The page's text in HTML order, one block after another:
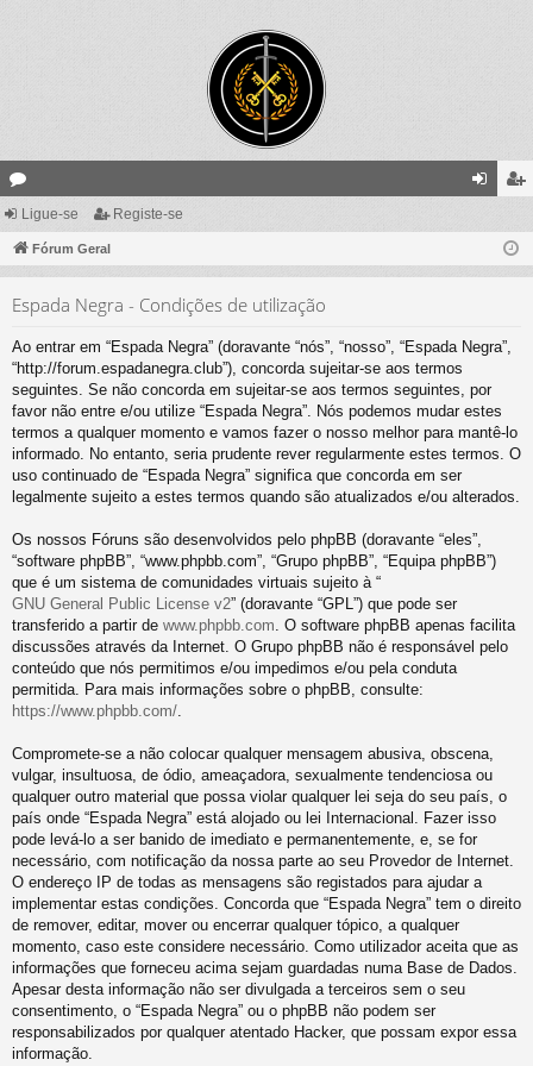
ór
un ist
Ligue-se Registe-se
Fórum Geral
Espada Negra - Condições de utilização
Ao entrar em “Espada Negra” (doravante “nós”, “nosso”, “Espada Negra”,
“http://forum.espadanegra.club”), concorda sujeitar-se aos termos
seguintes. Se não concorda em sujeitar-se aos termos seguintes, por
favor não entre e/ou utilize “Espada Negra”. Nós podemos mudar estes
termos a qualquer momento e vamos fazer o nosso melhor para mantê-lo
informado. No entanto, seria prudente rever regularmente estes termos. O
uso continuado de “Espada Negra” significa que concorda em ser
legalmente sujeito a estes termos quando são atualizados e/ou alterados.
Os nossos Fóruns são desenvolvidos pelo phpBB (doravante “eles”,
“software phpBB”, “www.phpbb.com”, “Grupo phpBB”, “Equipa phpBB”)
que é um sistema de comunidades virtuais sujeito à “
GNU General Public License v2” (doravante “GPL”) que pode ser
transferido a partir de www.phpbb.com . O software phpBB apenas facilita
discussões através da Internet. O Grupo phpBB não é responsável pelo
conteúdo que nós permitimos e/ou impedimos e/ou pela conduta
permitida. Para mais informações sobre o phpBB, consulte:
https://www.phpbb.com/
Compromete-se a não colocar qualquer mensagem abusiva, obscena,
vulgar, insultuosa, de ódio, ameaçadora, sexualmente tendenciosa ou
qualquer outro material que possa violar qualquer lei seja do seu país, o
país onde “Espada Negra” está alojado ou lei Internacional. Fazer isso
pode levá-lo a ser banido de imediato e permanentemente, e, se for
necessário, com notificação da nossa parte ao seu Provedor de Internet.
O endereço IP de todas as mensagens são registados para ajudar a
implementar estas condições. Concorda que “Espada Negra” tem o direito
de remover, editar, mover ou encerrar qualquer tópico, a qualquer
momento, caso este considere necessário. Como utilizador aceita que as
informações que forneceu acima sejam guardadas numa Base de Dados.
Apesar desta informação não ser divulgada a terceiros sem o seu
consentimento, o “Espada Negra” ou o phpBB não podem ser
responsabilizados por qualquer atentado Hacker, que possam expor essa
informação.